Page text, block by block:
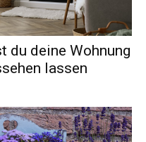
du deine Wohnung
lassen